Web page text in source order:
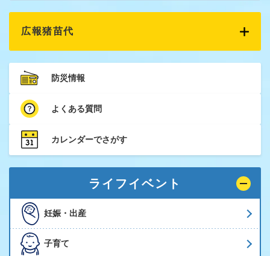
広報猪苗代
防災情報
よくある質問
カレンダーでさがす
ライフイベント
妊娠・出産
子育て